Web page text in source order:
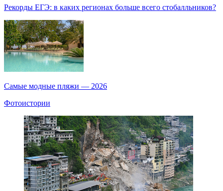
Рекорды ЕГЭ: в каких регионах больше всего стобалльников?
Самые модные пляжи — 2026
Фотоистории